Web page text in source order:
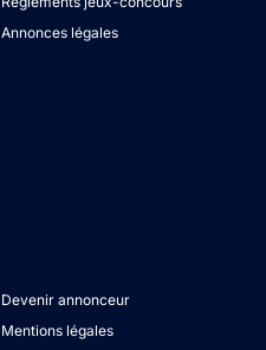
Annonces légales
Devenir annonceur
Mentions légales